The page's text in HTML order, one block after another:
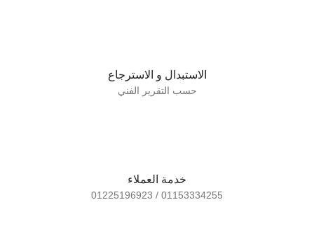
الاستبدال و الاسترجاع
حسب التقرير الفني
خدمة العملاء
01153334255 / 01225196923